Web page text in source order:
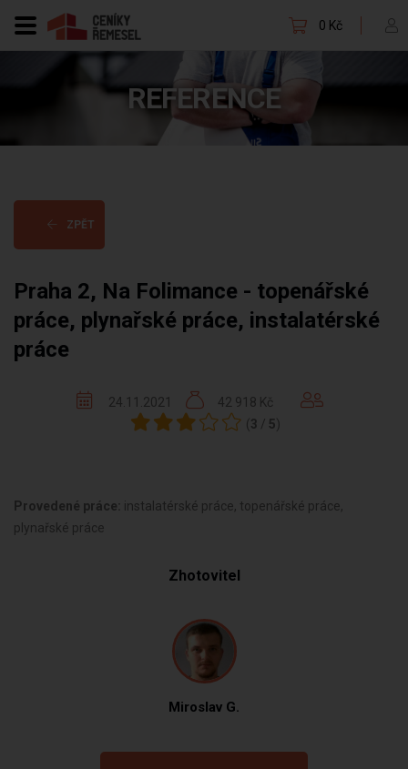
0 Kč
REFERENCE
ZPĚT
Praha 2, Na Folimance - topenářské
práce, plynařské práce, instalatérské
práce
24.11.2021
42 918 Kč
( 3 / 5)
Provedené práce: instalatérské práce, topenářské práce,
plynařské práce
Zhotovitel
Miroslav G.